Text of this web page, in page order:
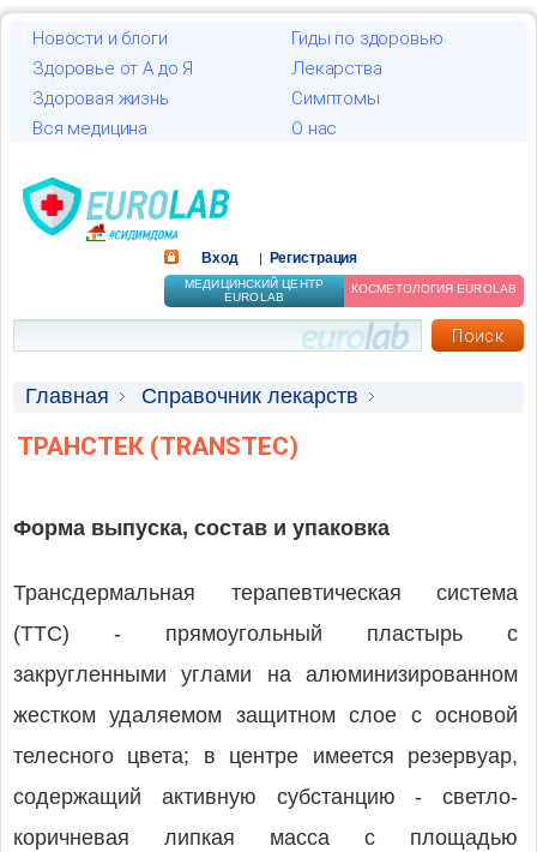
Новости и блоги
Гиды по здоровью
Здоровье от А до Я
Лекарства
Здоровая жизнь
Симптомы
Вся медицина
О нас
Вход Регистрация
МЕДИЦИНСКИЙ ЦЕНТР
EUROLAB
КОСМЕТОЛОГИЯ EUROLAB
Главная
Справочник лекарств
Лекарственные средства
ТРАНСТЕК (TRANSTEC)
Форма выпуска, состав и упаковка
Трансдермальная терапевтическая система
(ТТС) - прямоугольный пластырь с
закругленными углами на алюминизированном
жестком удаляемом защитном слое с основой
телесного цвета; в центре имеется резервуар,
содержащий активную субстанцию - светло-
коричневая липкая масса с площадью